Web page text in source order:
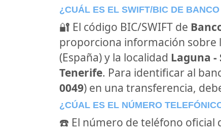
¿CUÁL ES EL SWIFT/BIC DE
🔐 El código BIC/SWIFT de
proporciona información sobre
(España) y la localidad Laguna -
Tenerife. Para identificar al
0049) en una transferencia,
¿CÚAL ES EL NÚMERO
☎️ El número de teléfono oficial